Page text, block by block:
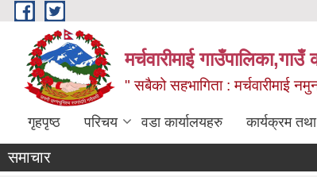
Skip to main content
मर्चवारीमाई
" सबैको सहभागिता : मर्चवारीमाई
गृहपृष्ठ परिचय वडा कार्यालयहरु कार्यक्रम
समाचार